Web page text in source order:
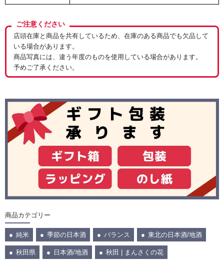
ご注意ください
店頭在庫と商品を共有しているため、在庫のある商品でも欠品して
いる場合があります。
商品写真には、違う年度のものを使用している場合があります。
予めご了承ください。
商品カテゴリー
純米 季節の日本酒 バランス 東北の日本酒/地酒
秋田県 日本酒/地酒 秋田 | まんさくの花